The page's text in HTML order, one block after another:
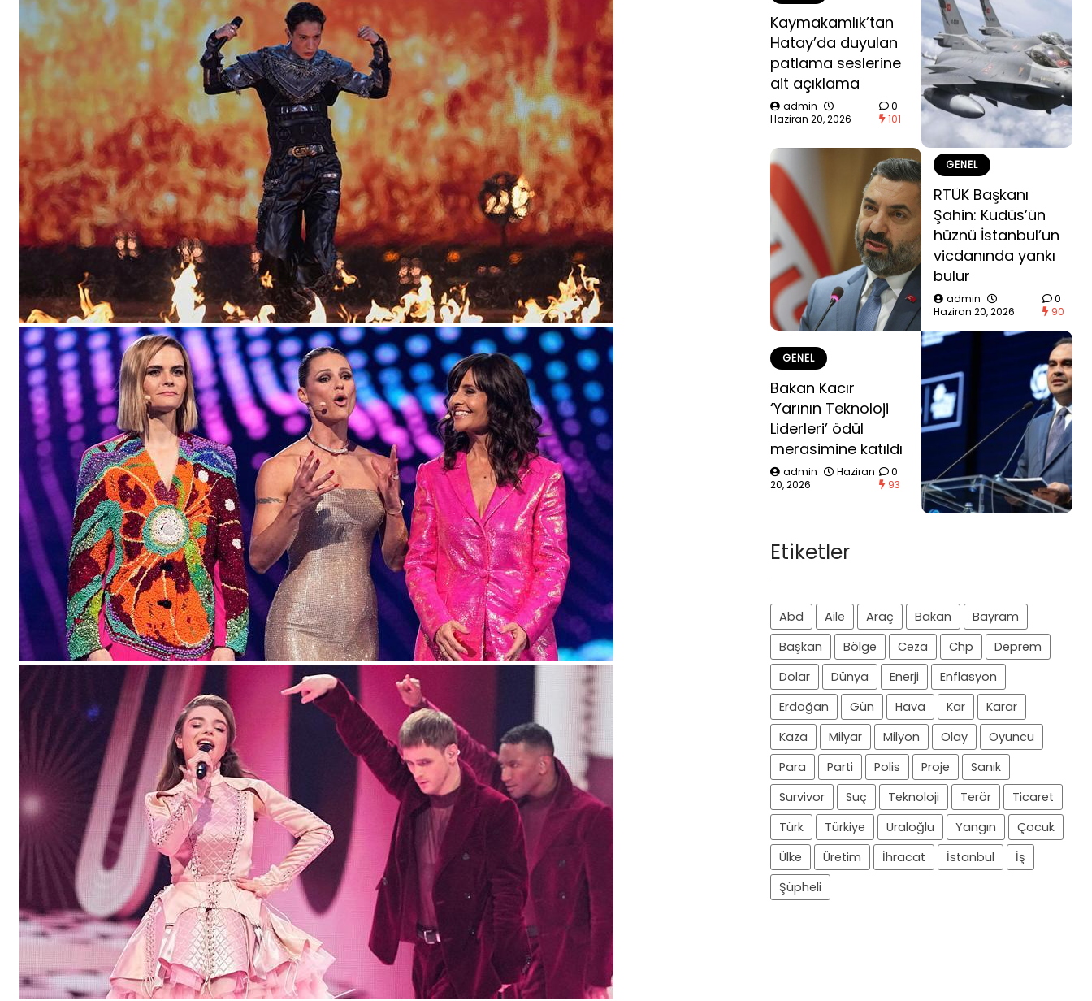
Kaymakamlık’tan
Hatay’da duyulan
patlama seslerine
ait açıklama
admin
Haziran 20, 2026
0
101
GENEL
RTÜK Başkanı
Şahin: Kudüs’ün
hüznü İstanbul’un
vicdanında yankı
bulur
admin
Haziran 20, 2026
0
90
GENEL
Bakan Kacır
‘Yarının Teknoloji
Liderleri’ ödül
merasimine katıldı
admin
Haziran
20, 2026
0
93
Etiketler
Abd Aile Araç Bakan
Bayram
Başkan
Bölge Ceza Chp
Deprem
Dolar
Dünya Enerji
Enflasyon
Erdoğan
Gün Hava Kar
Karar
Kaza
Milyar Milyon Olay
Oyuncu
Para
Parti Polis Proje
Sanık
Survivor
Suç Teknoloji Terör
Ticaret
Türk
Türkiye Uraloğlu Yangın
Çocuk
Ülke
Üretim İhracat İstanbul
İş
Şüpheli